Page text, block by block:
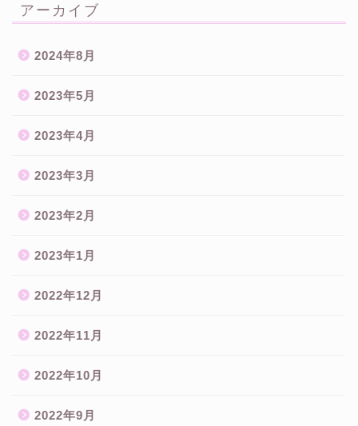
アーカイブ
2024年8月
2023年5月
2023年4月
2023年3月
2023年2月
2023年1月
2022年12月
2022年11月
2022年10月
2022年9月